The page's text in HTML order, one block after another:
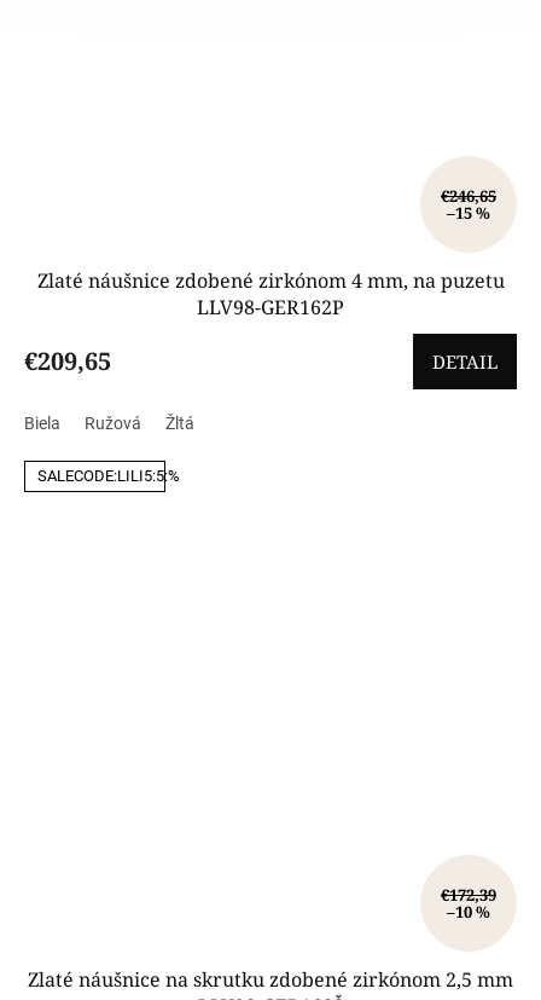
€246,65
–15 %
Zlaté náušnice zdobené zirkónom 4 mm, na puzetu
LLV98-GER162P
€209,65 DETAIL
Biela Ružová Žltá
SALECODE:LILI5:5:%
€172,39
–10 %
Zlaté náušnice na skrutku zdobené zirkónom 2,5 mm